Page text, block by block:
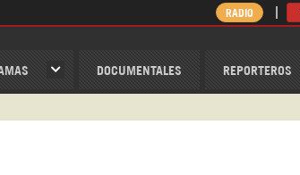
DOCUMENTALES REPORTEROS
RADIO